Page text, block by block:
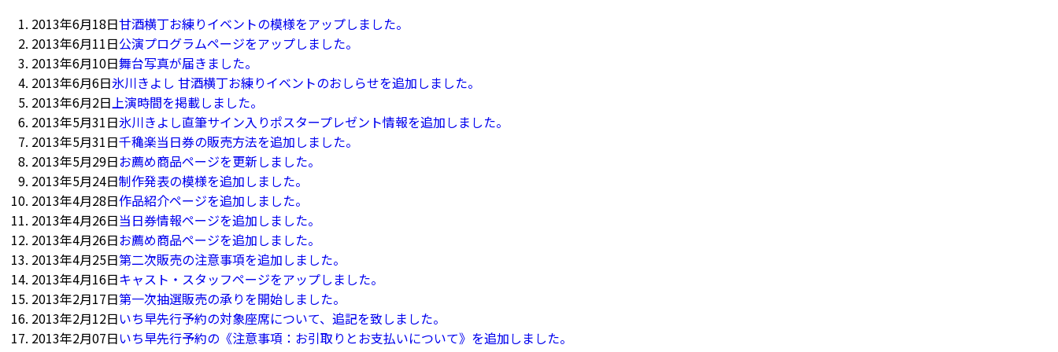
2013年6月18日甘酒横丁お練りイベントの模様をアップしました。
2013年6月11日公演プログラムページをアップしました。
2013年6月10日舞台写真が届きました。
2013年6月6日氷川きよし 甘酒横丁お練りイベントのおしらせを追加しました。
2013年6月2日 上演時間を掲載しました。
2013年5月31日氷川きよし直筆サイン入りポスタープレゼント情報を追加しました。
2013年5月31日千穐楽当日券の販売方法を追加しました。
2013年5月29日お薦め商品ページを更新しました。
2013年5月24日制作発表の模様を追加しました。
2013年4月28日作品紹介ページを追加しました。
2013年4月26日当日券情報ページを追加しました。
2013年4月26日お薦め商品ページを追加しました。
2013年4月25日第二次販売の注意事項を追加しました。
2013年4月16日キャスト・スタッフページをアップしました。
2013年2月17日第一次抽選販売の承りを開始しました。
2013年2月12日いち早先行予約の対象座席について、追記を致しました。
2013年2月07日いち早先行予約の《注意事項：お引取りとお支払いについて》を追加しました。